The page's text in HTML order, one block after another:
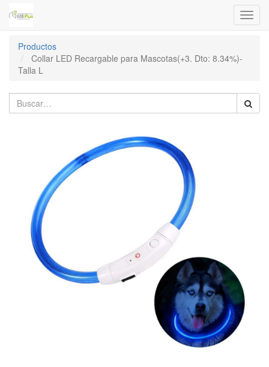
Menú
de
Productos
Collar LED Recargable para Mascotas(+3. Dto: 8.34%)-
Talla L